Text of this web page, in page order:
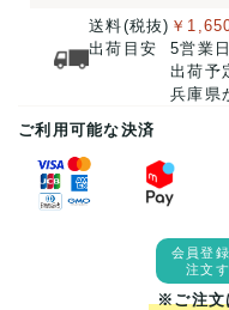
送料(税抜)
出荷目安
￥
5営業
出荷予
兵庫県
ご利用可能な決済
会員登
注文
※ご注文